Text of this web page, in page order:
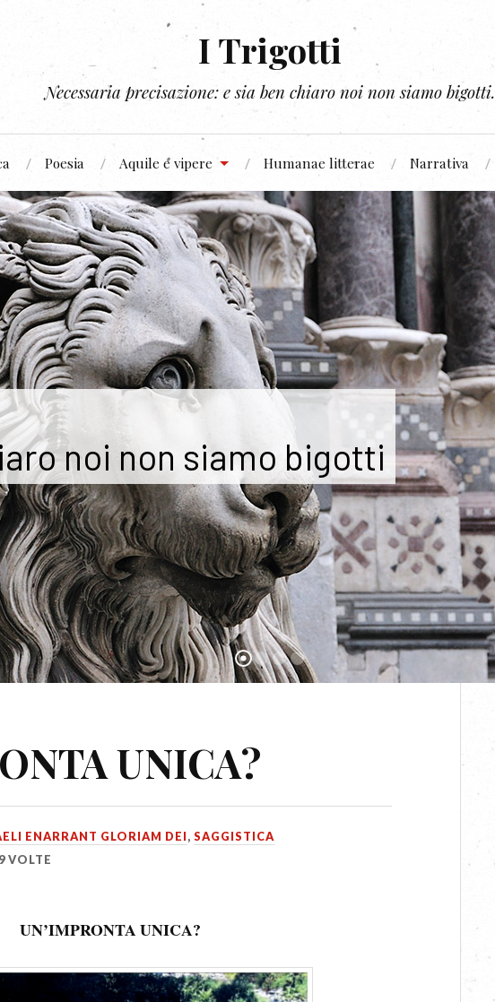
I Trigotti
Necessaria precisazione: e sia ben chiaro noi non siamo bigotti.
Poesia Aquile e vipere Humanae litterae Narrativa
noi non siamo bigotti
TAG:CREAZIONE
UNICA?
ENARRANT GLORIAM DEI,SAGGISTICA
VOLTE
UN’IMPRONTA UNICA?